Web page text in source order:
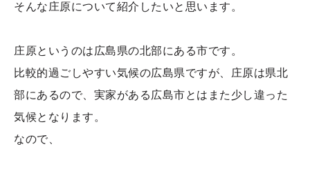
そんな庄原について紹介したいと思います。
庄原というのは広島県の北部にある市です。
比較的過ごしやすい気候の広島県ですが、庄原は県北
部にあるので、実家がある広島市とはまた少し違った
気候となります。
なので、